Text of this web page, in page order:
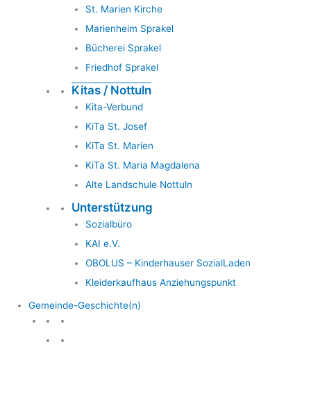
St. Marien Kirche
Marienheim Sprakel
Bücherei Sprakel
Friedhof Sprakel
Kitas / Nottuln
Kita-Verbund
KiTa St. Josef
KiTa St. Marien
KiTa St. Maria Magdalena
Alte Landschule Nottuln
Unterstützung
Sozialbüro
KAI e.V.
OBOLUS – Kinderhauser SozialLaden
Kleiderkaufhaus Anziehungspunkt
Gemeinde-Geschichte(n)